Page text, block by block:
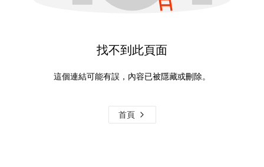
找不到此頁面
這個連結可能有誤，內容已被隱藏或刪除。
首頁